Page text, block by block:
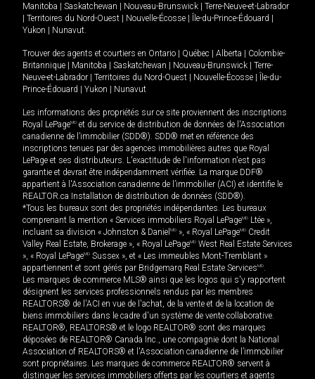
Manitoba | Saskatchewan | Nouveau-Brunswick | Terre-Neuve-et-Labrador
| Territoires du Nord-Ouest | Nouvelle-Écosse | Île-du-Prince-Édouard |
Yukon | Nunavut
Trouver des agents et courtiers en Ontario | Québec | Alberta | Colombie-
Britannique | Manitoba | Saskatchewan | Nouveau-Brunswick | Terre-
Neuve-et-Labrador | Territoires du Nord-Ouest | Nouvelle-Écosse | Île-du-
Prince-Édouard | Yukon | Nunavut
Les informations des propriétés sur ce site proviennent des inscriptions
Royal LePageMD et du service de distribution de données de l'Association
canadienne de l’immobilier (SDD®). SDD® met en référence des
inscriptions tenues par des agences immobilières autres que Royal
LePage et ses distributeurs. L'exactitude de l'information n'est pas
garantie et devrait être indépendamment vérifiée. La marque DDF®
appartient à l'Association canadienne de l’immobilier (ACI) et identifie le
REALTOR.ca Installation de distribution de données (SDD®).
*Tous les bureaux sont des propriétés indépendantes. Les bureaux
comprenant la mention « Services immobiliers Royal LePageMD Ltée »,
incluant sa division « Johnston & Daniel MD », « Royal LePageMD Credit
Valley Real Estate, Brokerage », « Royal LePageMD West Real Estate Services
», « Royal LePageMD Sussex », et « Les immeubles Mont-Tremblant »
appartiennent et sont gérés par Bridgemarq Real Estate ServicesMD
Les marques de commerce MLS® ainsi que les logos qui s'y rapportent
désignent les services professionnels rendus par les membres
REALTORS® de l'ACI en vue de l'achat, de la vente et de la location de
biens immobiliers dans le cadre d'un système de vente collaborative.
REALTOR®, REALTORS® et le logo REALTOR® sont des marques
déposées de REALTOR® Canada Inc., une compagnie dont la National
Association of REALTORS® et l'Association canadienne de l’immobilier
sont propriétaires. Les marques de commerce REALTOR® servent à
distinguer les services immobiliers offerts par les courtiers et agents